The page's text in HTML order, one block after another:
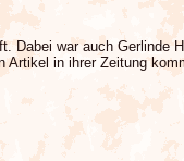
war auch Gerlinde
in ihrer Zeitung